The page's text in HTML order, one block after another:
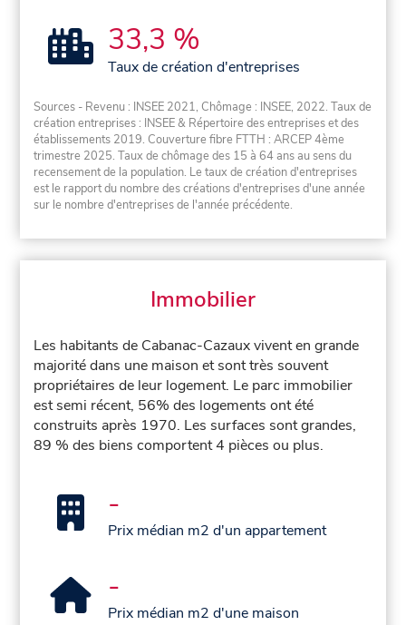
33,3 %
Taux de création d'entreprises
Sources - Revenu : INSEE 2021, Chômage : INSEE, 2022. Taux de
création entreprises : INSEE & Répertoire des entreprises et des
établissements 2019. Couverture fibre FTTH : ARCEP 4ème
trimestre 2025. Taux de chômage des 15 à 64 ans au sens du
recensement de la population. Le taux de création d'entreprises
est le rapport du nombre des créations d'entreprises d'une année
sur le nombre d'entreprises de l'année précédente.
Immobilier
Les habitants de Cabanac-Cazaux vivent en grande
majorité dans une maison et sont très souvent
propriétaires de leur logement. Le parc immobilier
est semi récent, 56% des logements ont été
construits après 1970. Les surfaces sont grandes,
89 % des biens comportent 4 pièces ou plus.
-
Prix médian m2 d'un appartement
-
Prix médian m2 d'une maison